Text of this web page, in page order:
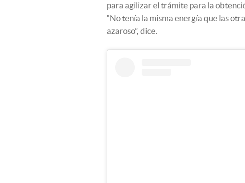
para agilizar el trámite para la
“No tenía la misma energía que las
azaroso”, dice.